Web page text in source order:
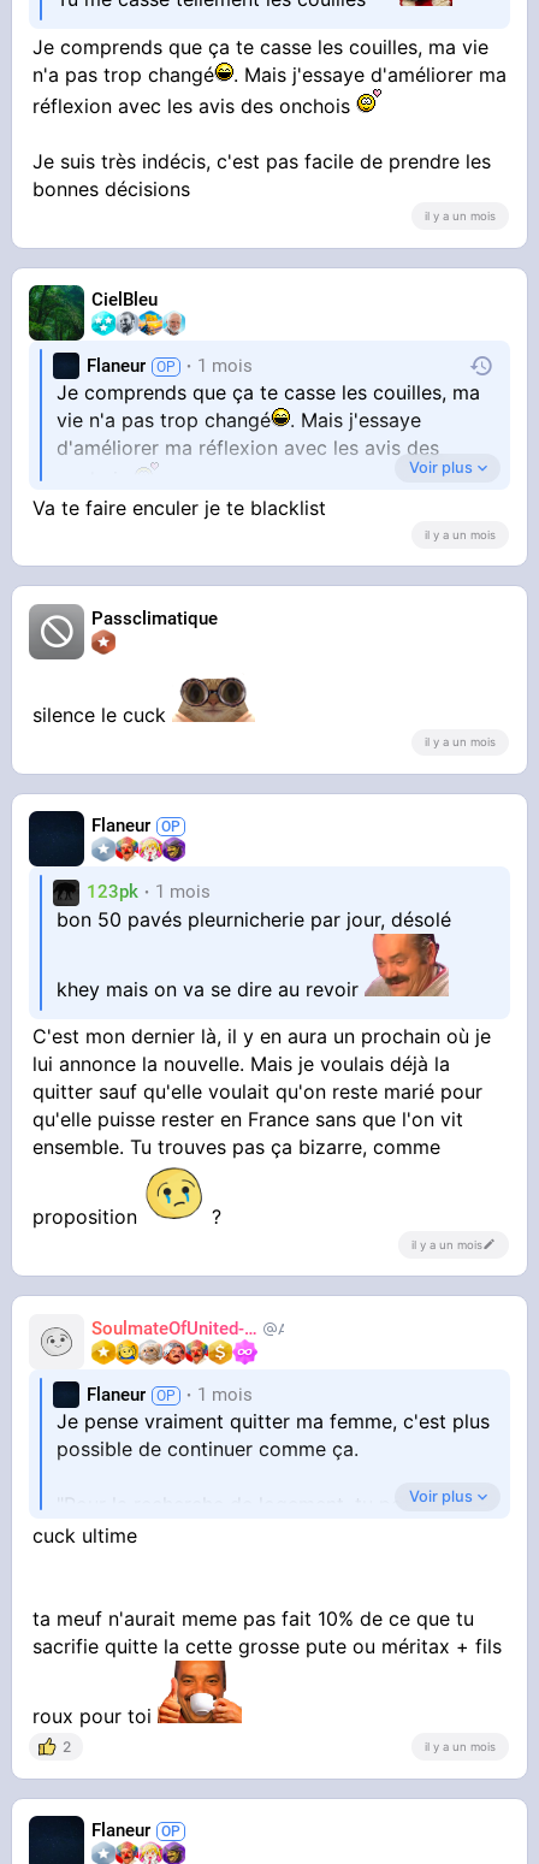
Je comprends que ça te casse les couilles, ma vie
n'a pas trop changé
. Mais j'essaye d'améliorer ma
réflexion avec les avis des onchois
Je suis très indécis, c'est pas facile de prendre les
bonnes décisions
il y a un mois
CielBleu
Flaneur 1 mois
Je comprends que ça te casse les couilles, ma
vie n'a pas trop changé
. Mais j'essaye
d'améliorer ma réflexion avec les avis des
Je suis très indécis, c'est pas facile de prendre
les bonnes décisions
Voir plus
Va te faire enculer je te blacklist
il y a un mois
Passclimatique
silence le cuck
il y a un mois
Flaneur
123pk 1 mois
bon 50 pavés pleurnicherie par jour, désolé
khey mais on va se dire au revoir
C'est mon dernier là, il y en aura un prochain où je
lui annonce la nouvelle. Mais je voulais déjà la
quitter sauf qu'elle voulait qu'on reste marié pour
qu'elle puisse rester en France sans que l'on vit
ensemble. Tu trouves pas ça bizarre, comme
proposition ?
il y a un mois
SoulmateOfUnited-kv
Flaneur 1 mois
Je pense vraiment quitter ma femme, c'est plus
possible de continuer comme ça.
"Pour la recherche de logement, tu peux mettre
la ville où l'on est actuellement, les alentours et
Je quitte ma campagne, j'abandonne mon
projet de rénovation de maison. Je vends
presque toutes mes possesions. Pour qu'on est
notre propre chez nous, pour qu'elle se sente
bien ...
Sauf que, on déménage dans une ville où je
galère à trouvé du travail, comparer à ma
region. Alors que chaque jour, je me lève, je fais
Voir plus
cuck ultime
ta meuf n'aurait meme pas fait 10% de ce que tu
sacrifie quitte la cette grosse pute ou méritax + fils
roux pour toi
2 il y a un mois
Flaneur